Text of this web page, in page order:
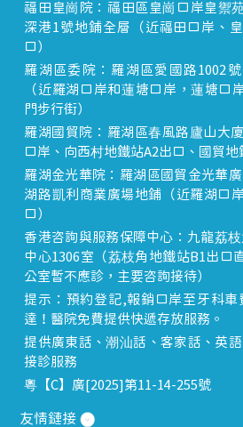
福田皇崗院：福田區皇崗口岸皇禦
深港1號地鋪全層（近福田口岸、
口）
羅湖區委院：羅湖區愛國路1002
（近羅湖口岸和蓮塘口岸，蓮塘口
門步行街）
羅湖國貿院：羅湖區春風路廬山大
口岸、向西村地鐵站A2出口、國貿地
羅湖金光華院：羅湖區國貿金光華
湖路凱利商業廣場地鋪（近羅湖口
口）
香港咨詢與服務保障中心：九龍荔
中心1306室（荔枝角地鐵站B1出口
公室暫不應診，主要咨詢接待）
提示：預約登記,報銷口岸至牙科車
達！醫院免費提供快遞存放服務。
提供廣東話、潮汕話、客家話、英
接診服務
粵【C】廣[2025]第11-14-255號
友情鏈接